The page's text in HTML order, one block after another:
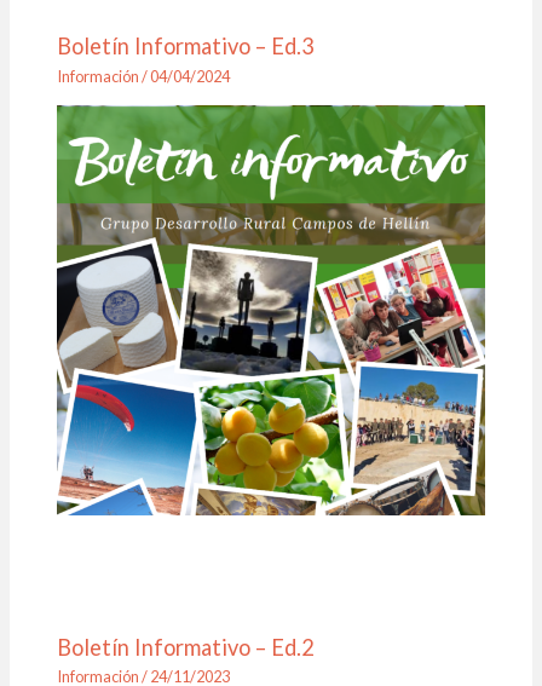
Boletín Informativo – Ed.3
Información/04/04/2024
Boletín Informativo – Ed.2
Información/24/11/2023